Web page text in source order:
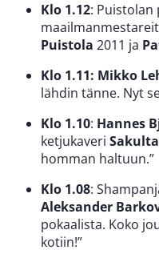
Klo 1.12: Puistolan
Puistola 2011 ja
Klo 1.11: Mikko
lähdin tänne. Nyt
Klo 1.10: Hannes
ketjukaveri Sakulta
homman haltuun.”
Klo 1.08:
Aleksander
pokaalista. Koko
kotiin!”